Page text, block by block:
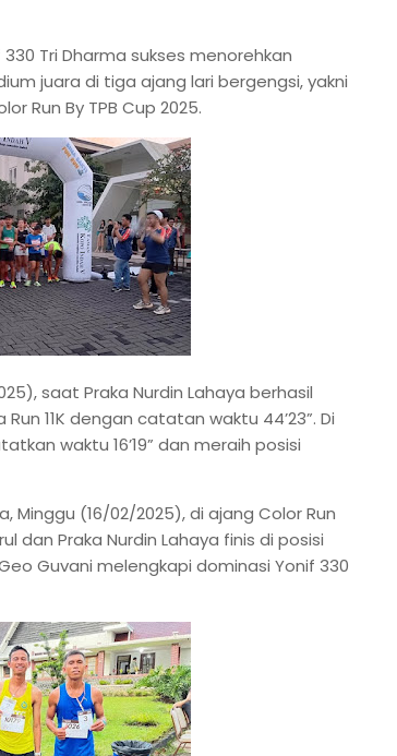
Tri Dharma sukses menorehkan
juara di tiga ajang lari bergengsi, yakni
Run By TPB Cup 2025.
saat Praka Nurdin Lahaya berhasil
11K dengan catatan waktu 44’23”. Di
waktu 16’19” dan meraih posisi
Minggu (16/02/2025), di ajang Color Run
dan Praka Nurdin Lahaya finis di posisi
Guvani melengkapi dominasi Yonif 330